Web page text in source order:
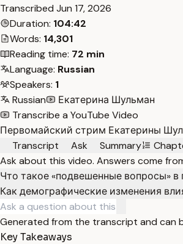
Transcribed Jun 17, 2026
Duration: 104:42
Words: 14,301
Reading time: 72 min
Language: Russian
Speakers: 1
Russian
Екатерина Шульман
Transcribe a YouTube Video
Первомайский стрим Екатерины
Transcript
Ask Summary
Ask about this video. Answers come
Что такое «подвешенные вопросы»
Как демографические изменения
Generated from the transcript and can
Key Takeaways